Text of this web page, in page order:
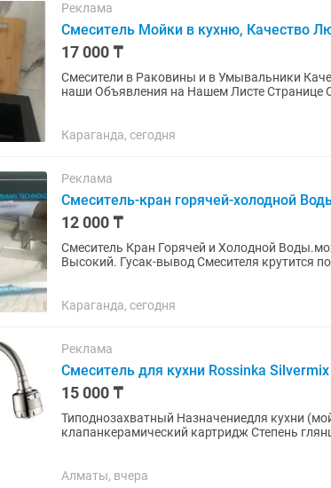
Реклама
Смеситель Мойки в кухню, Качество
17 000 ₸
Смесители в Раковины и в Умывальники
наши Объявления на Нашем Листе Странице
Караганда, сегодня
Реклама
Смеситель-кран горячей-холодной
12 000 ₸
Смеситель Кран Горячей и Холодной
Высокий. Гусак-вывод Смесителя крутится
Караганда, сегодня
Реклама
Смеситель для кухни Rossinka
15 000 ₸
Типоднозахватный Назначениедля кухни
клапанкерамический картридж Степень
Алматы, вчера